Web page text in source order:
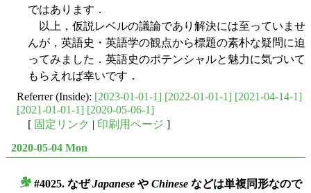
ではあります．
以上，仮説レベルの議論であり解決には至っていませ
んが，英語史・英語学の観点から標題の素朴な疑問に迫
ってみました．英語史のポテンシャルと魅力に気づいて
もらえれば幸いです．
Referrer (Inside): [2023-01-01-1] [2022-01-01-1] [2021-04-14-1]
[2021-01-01-1] [2020-05-06-1]
[ 固定リンク | 印刷用ページ ]
2020-05-04 Mon
#4025. なぜJapanese や Chinese などは単複同形なので